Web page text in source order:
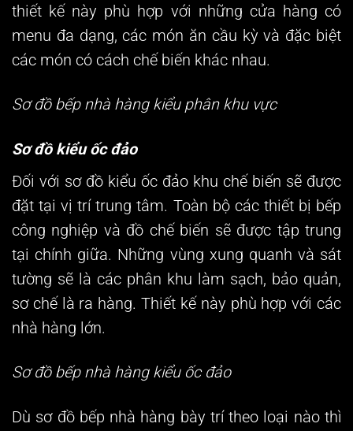
thiết kế này phù hợp với những cửa hàng có
menu đa dạng, các món ăn cầu kỳ và đặc biệt
các món có cách chế biến khác nhau.
Sơ đồ bếp nhà hàng kiểu phân khu vực
Sơ đồ kiểu ốc đảo
Đối với sơ đồ kiểu ốc đảo khu chế biến sẽ được
đặt tại vị trí trung tâm. Toàn bộ các thiết bị bếp
công nghiệp và đồ chế biến sẽ được tập trung
tại chính giữa. Những vùng xung quanh và sát
tường sẽ là các phân khu làm sạch, bảo quản,
sơ chế là ra hàng. Thiết kế này phù hợp với các
nhà hàng lớn.
Sơ đồ bếp nhà hàng kiểu ốc đảo
Dù sơ đồ bếp nhà hàng bày trí theo loại nào thì